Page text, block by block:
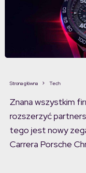
Strona główna Tech
Znana wszystkim
rozszerzyć
tego jest nowy
Carrera Porsche